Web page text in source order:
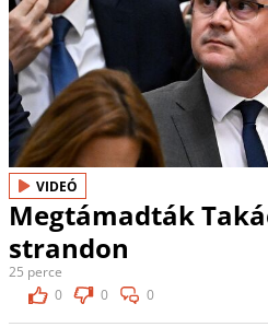
VIDEÓ
Megtámadták
strandon
25 perce
0
0 0